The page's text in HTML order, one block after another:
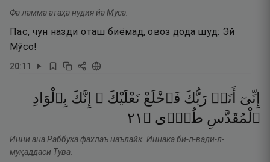
Фа ламма атаҳа нудия йа Муса.
Пас, чун назди оташ биёмад, овоз дода шуд: Эй
Мӯсо!
20:11
إِنِّىٓ أَنَا۠ رَبُّكَ فَٱخْلَعْ نَعْلَيْكَ ۖ إِنَّكَ بِٱلْوَادِ
ٱلْمُقَدَّسِ طُوًۭى ۝ ١٢
Инни ана Раббука фахлаъ наълайк. Иннака би-л-вади-л-
муқаддаси Тува.